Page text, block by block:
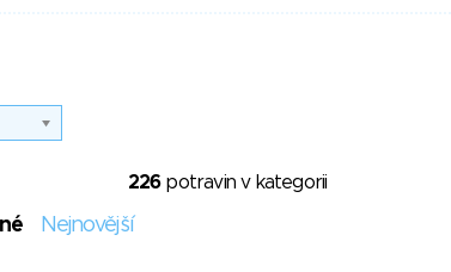
226potravin v kategorii
Nejnovější